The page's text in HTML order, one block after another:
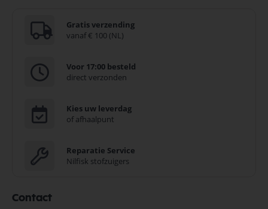
Gratis verzending
vanaf € 100 (NL)
Voor 17:00 besteld
direct verzonden
Kies uw leverdag
of afhaalpunt
Reparatie Service
Nilfisk stofzuigers
Contact